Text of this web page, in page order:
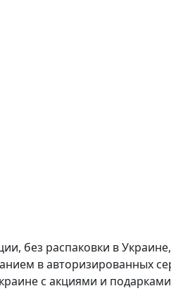
без распаковки в Украине,
в авторизированных
с акциями и